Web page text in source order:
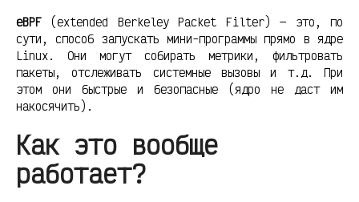
eBPF (extended Berkeley Packet Filter) — это, по
сути, способ запускать мини-программы прямо в ядре
Linux. Они могут собирать метрики, фильтровать
пакеты, отслеживать системные вызовы и т.д. При
этом они быстрые и безопасные (ядро не даст им
накосячить).
Как это вообще
работает?